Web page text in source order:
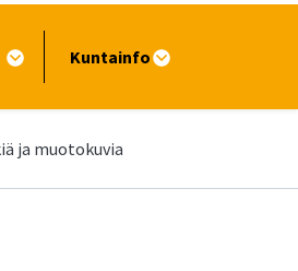
Kuntainfo
ja muotokuvia